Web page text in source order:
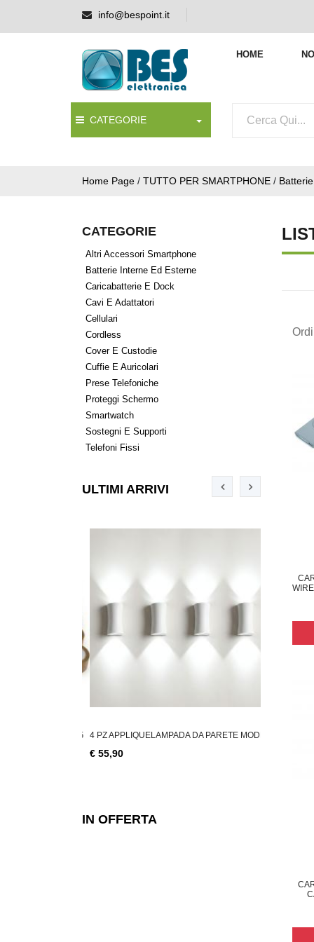
info@bespoint.it
HOME
CATEGORIE
Home Page / TUTTO PER SMARTPHONE /
CATEGORIE
Altri Accessori Smartphone
Batterie Interne Ed Esterne
Caricabatterie E Dock
Cavi E Adattatori
Cellulari
Cordless
Cover E Custodie
Cuffie E Auricolari
Prese Telefoniche
Proteggi Schermo
Smartwatch
Sostegni E Supporti
Telefoni Fissi
ULTIMI ARRIVI
4 PZ APPLIQUELAMPADA DA PARETE MODE
€ 55,90
COPPIA
IN OFFERTA